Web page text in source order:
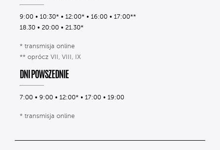
9:00 • 10:30* • 12:00* • 16:00 • 17:00**
18.30 • 20:00 • 21.30*
* transmisja online
** oprócz VII, VIII, IX
DNI POWSZEDNIE
7:00 • 9:00 • 12:00* • 17:00 • 19:00
* transmisja online